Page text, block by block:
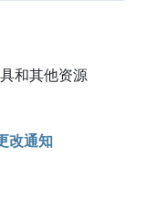
和其他资源
改通知